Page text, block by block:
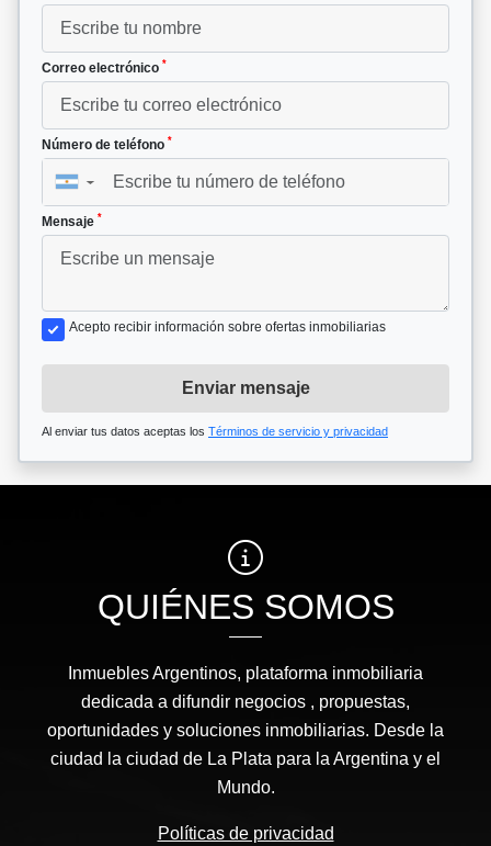
Correo electrónico *
Número de teléfono *
▼
Mensaje *
Acepto recibir información sobre ofertas inmobiliarias
Enviar mensaje
Al enviar tus datos aceptas los Términos de servicio y privacidad
QUIÉNES SOMOS
Inmuebles Argentinos, plataforma inmobiliaria
dedicada a difundir negocios , propuestas,
oportunidades y soluciones inmobiliarias. Desde la
ciudad la ciudad de La Plata para la Argentina y el
Mundo.
Políticas de privacidad